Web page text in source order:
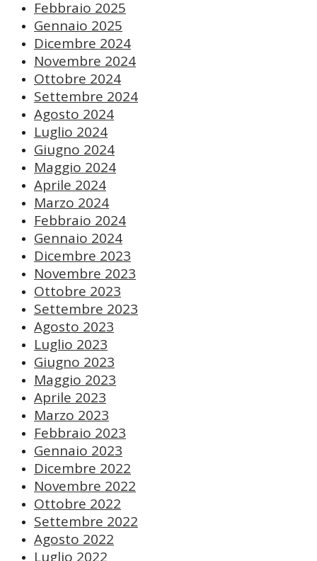
Febbraio 2025
Gennaio 2025
Dicembre 2024
Novembre 2024
Ottobre 2024
Settembre 2024
Agosto 2024
Luglio 2024
Giugno 2024
Maggio 2024
Aprile 2024
Marzo 2024
Febbraio 2024
Gennaio 2024
Dicembre 2023
Novembre 2023
Ottobre 2023
Settembre 2023
Agosto 2023
Luglio 2023
Giugno 2023
Maggio 2023
Aprile 2023
Marzo 2023
Febbraio 2023
Gennaio 2023
Dicembre 2022
Novembre 2022
Ottobre 2022
Settembre 2022
Agosto 2022
Luglio 2022